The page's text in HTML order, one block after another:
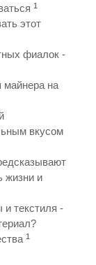
1
этот
фиалок -
майнера на
вкусом
жизни и
текстиля -
1